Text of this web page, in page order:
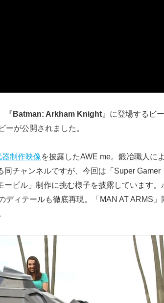
『Batman: Arkham Knight 』に登場するビ
ーが公開されました。
器制作映像を披露したAWE me。鍛冶職人に
チャンネルですが、今回は「Super Gamer
ビル」制作に挑む様子を披露しています。
ディテールも徹底再現。「MAN AT ARMS」